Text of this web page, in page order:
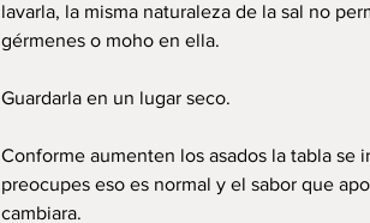
lavarla, la misma naturaleza de la sal no
gérmenes o moho en ella.
Guardarla en un lugar seco.
Conforme aumenten los asados la tabla se
preocupes eso es normal y el sabor que
cambiara.